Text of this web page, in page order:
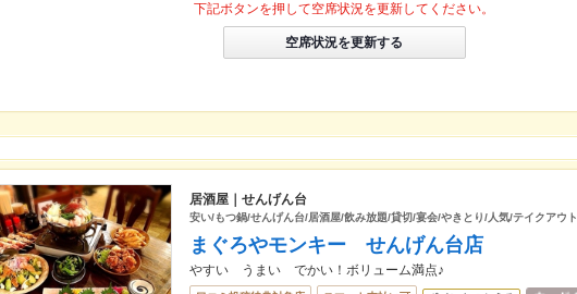
下記ボタンを押して空席状況を更新してください。
空席状況を更新する
居酒屋｜せんげん台
安い/もつ鍋/せんげん台/居酒屋/飲み放題/貸切/宴会/やきとり/人気/テイクアウト
まぐろやモンキー せんげん台店
やすい うまい でかい！ボリューム満点♪